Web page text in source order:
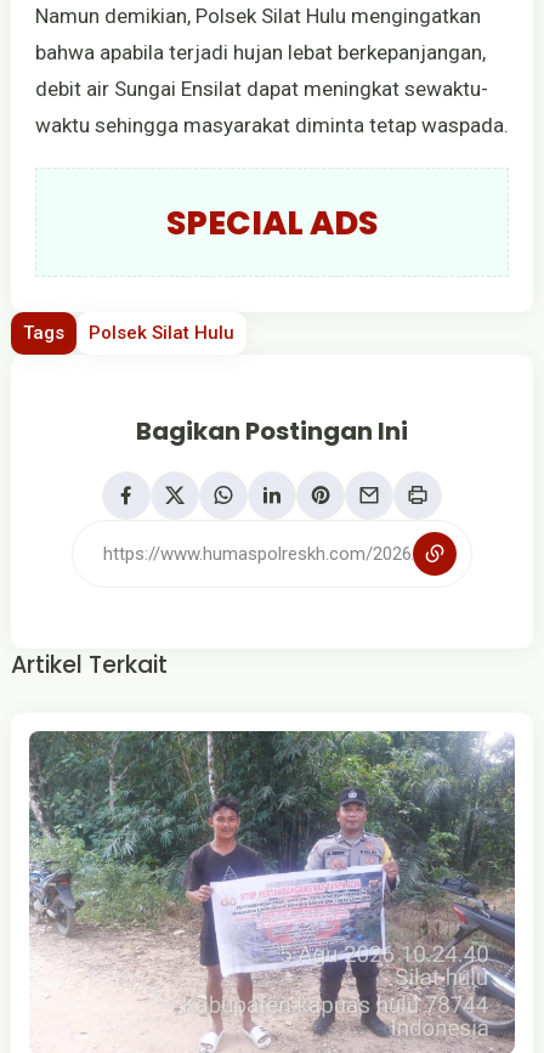
Namun demikian, Polsek Silat Hulu mengingatkan
bahwa apabila terjadi hujan lebat berkepanjangan,
debit air Sungai Ensilat dapat meningkat sewaktu-
waktu sehingga masyarakat diminta tetap waspada.
SPECIAL ADS
Tags Polsek Silat Hulu
Bagikan Postingan Ini
Artikel Terkait